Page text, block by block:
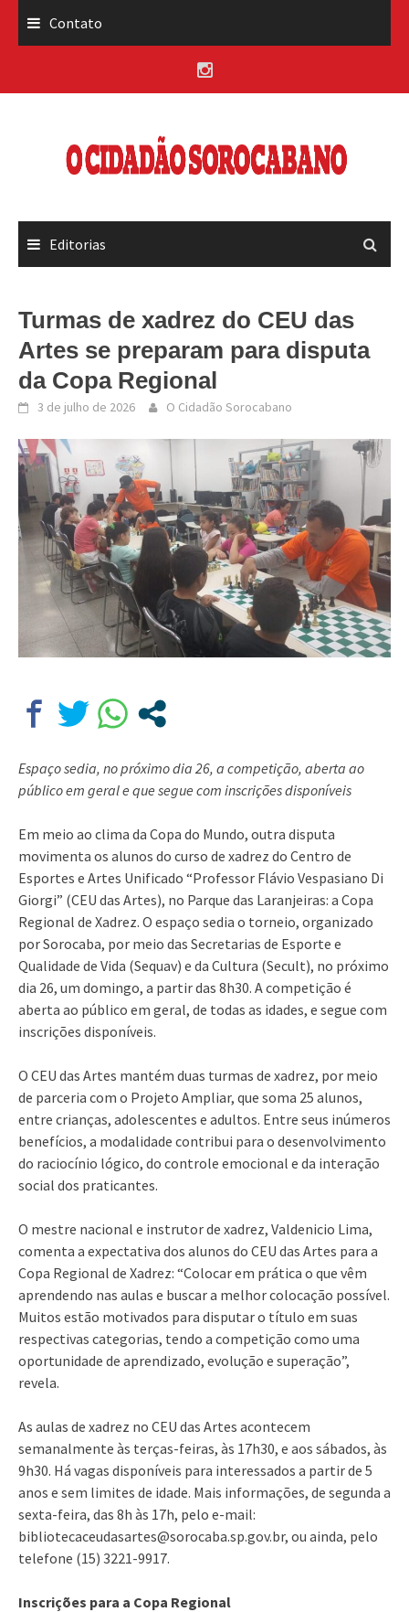
Contato
Editorias
Turmas de xadrez do CEU das
Artes se preparam para disputa
da Copa Regional
3 de julho de 2026 O Cidadão Sorocabano
Espaço sedia, no próximo dia 26, a competição, aberta ao
público em geral e que segue com inscrições disponíveis
Em meio ao clima da Copa do Mundo, outra disputa
movimenta os alunos do curso de xadrez do Centro de
Esportes e Artes Unificado “Professor Flávio Vespasiano Di
Giorgi” (CEU das Artes), no Parque das Laranjeiras: a Copa
Regional de Xadrez. O espaço sedia o torneio, organizado
por Sorocaba, por meio das Secretarias de Esporte e
Qualidade de Vida (Sequav) e da Cultura (Secult), no próximo
dia 26, um domingo, a partir das 8h30. A competição é
aberta ao público em geral, de todas as idades, e segue com
inscrições disponíveis.
O CEU das Artes mantém duas turmas de xadrez, por meio
de parceria com o Projeto Ampliar, que soma 25 alunos,
entre crianças, adolescentes e adultos. Entre seus inúmeros
benefícios, a modalidade contribui para o desenvolvimento
do raciocínio lógico, do controle emocional e da interação
social dos praticantes.
O mestre nacional e instrutor de xadrez, Valdenicio Lima,
comenta a expectativa dos alunos do CEU das Artes para a
Copa Regional de Xadrez: “Colocar em prática o que vêm
aprendendo nas aulas e buscar a melhor colocação possível.
Muitos estão motivados para disputar o título em suas
respectivas categorias, tendo a competição como uma
oportunidade de aprendizado, evolução e superação”,
revela.
As aulas de xadrez no CEU das Artes acontecem
semanalmente às terças-feiras, às 17h30, e aos sábados, às
9h30. Há vagas disponíveis para interessados a partir de 5
anos e sem limites de idade. Mais informações, de segunda a
sexta-feira, das 8h às 17h, pelo e-mail:
bibliotecaceudasartes@sorocaba.sp.gov.br, ou ainda, pelo
telefone (15) 3221-9917.
Inscrições para a Copa Regional